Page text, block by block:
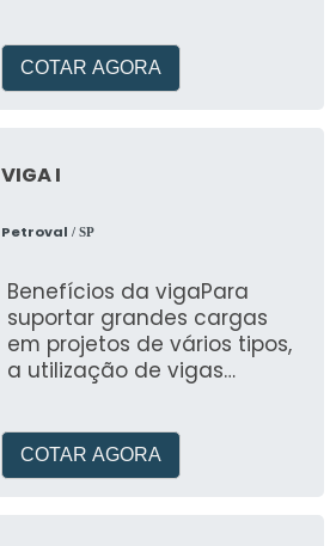
COTAR AGORA
VIGA I
Petroval / SP
Benefícios da vigaPara
suportar grandes cargas
em projetos de vários tipos,
a utilização de vigas
COTAR AGORA